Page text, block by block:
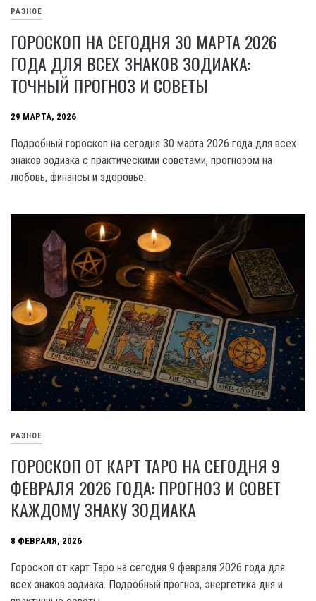
РАЗНОЕ
ГОРОСКОП НА СЕГОДНЯ 30 МАРТА 2026
ГОДА ДЛЯ ВСЕХ ЗНАКОВ ЗОДИАКА:
ТОЧНЫЙ ПРОГНОЗ И СОВЕТЫ
29 МАРТА, 2026
Подробный гороскоп на сегодня 30 марта 2026 года для всех
знаков зодиака с практическими советами, прогнозом на
любовь, финансы и здоровье.
РАЗНОЕ
ГОРОСКОП ОТ КАРТ ТАРО НА СЕГОДНЯ 9
ФЕВРАЛЯ 2026 ГОДА: ПРОГНОЗ И СОВЕТ
КАЖДОМУ ЗНАКУ ЗОДИАКА
8 ФЕВРАЛЯ, 2026
Гороскоп от карт Таро на сегодня 9 февраля 2026 года для
всех знаков зодиака. Подробный прогноз, энергетика дня и